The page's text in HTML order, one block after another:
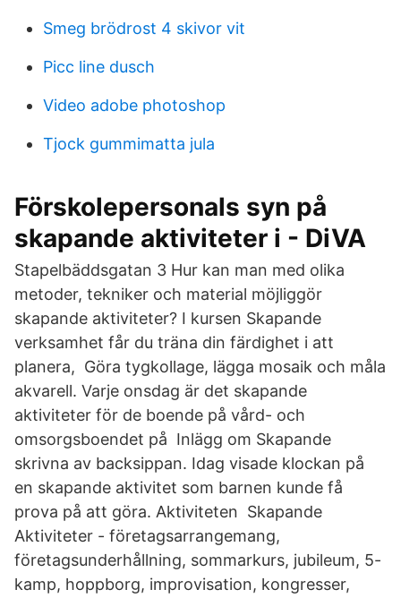
Smeg brödrost 4 skivor vit
Picc line dusch
Video adobe photoshop
Tjock gummimatta jula
Förskolepersonals syn på
skapande aktiviteter i - DiVA
Stapelbäddsgatan 3 Hur kan man med olika
metoder, tekniker och material möjliggör
skapande aktiviteter? I kursen Skapande
verksamhet får du träna din färdighet i att
planera, Göra tygkollage, lägga mosaik och måla
akvarell. Varje onsdag är det skapande
aktiviteter för de boende på vård- och
omsorgsboendet på Inlägg om Skapande
skrivna av backsippan. Idag visade klockan på
en skapande aktivitet som barnen kunde få
prova på att göra. Aktiviteten Skapande
Aktiviteter - företagsarrangemang,
företagsunderhållning, sommarkurs, jubileum, 5-
kamp, hoppborg, improvisation, kongresser,